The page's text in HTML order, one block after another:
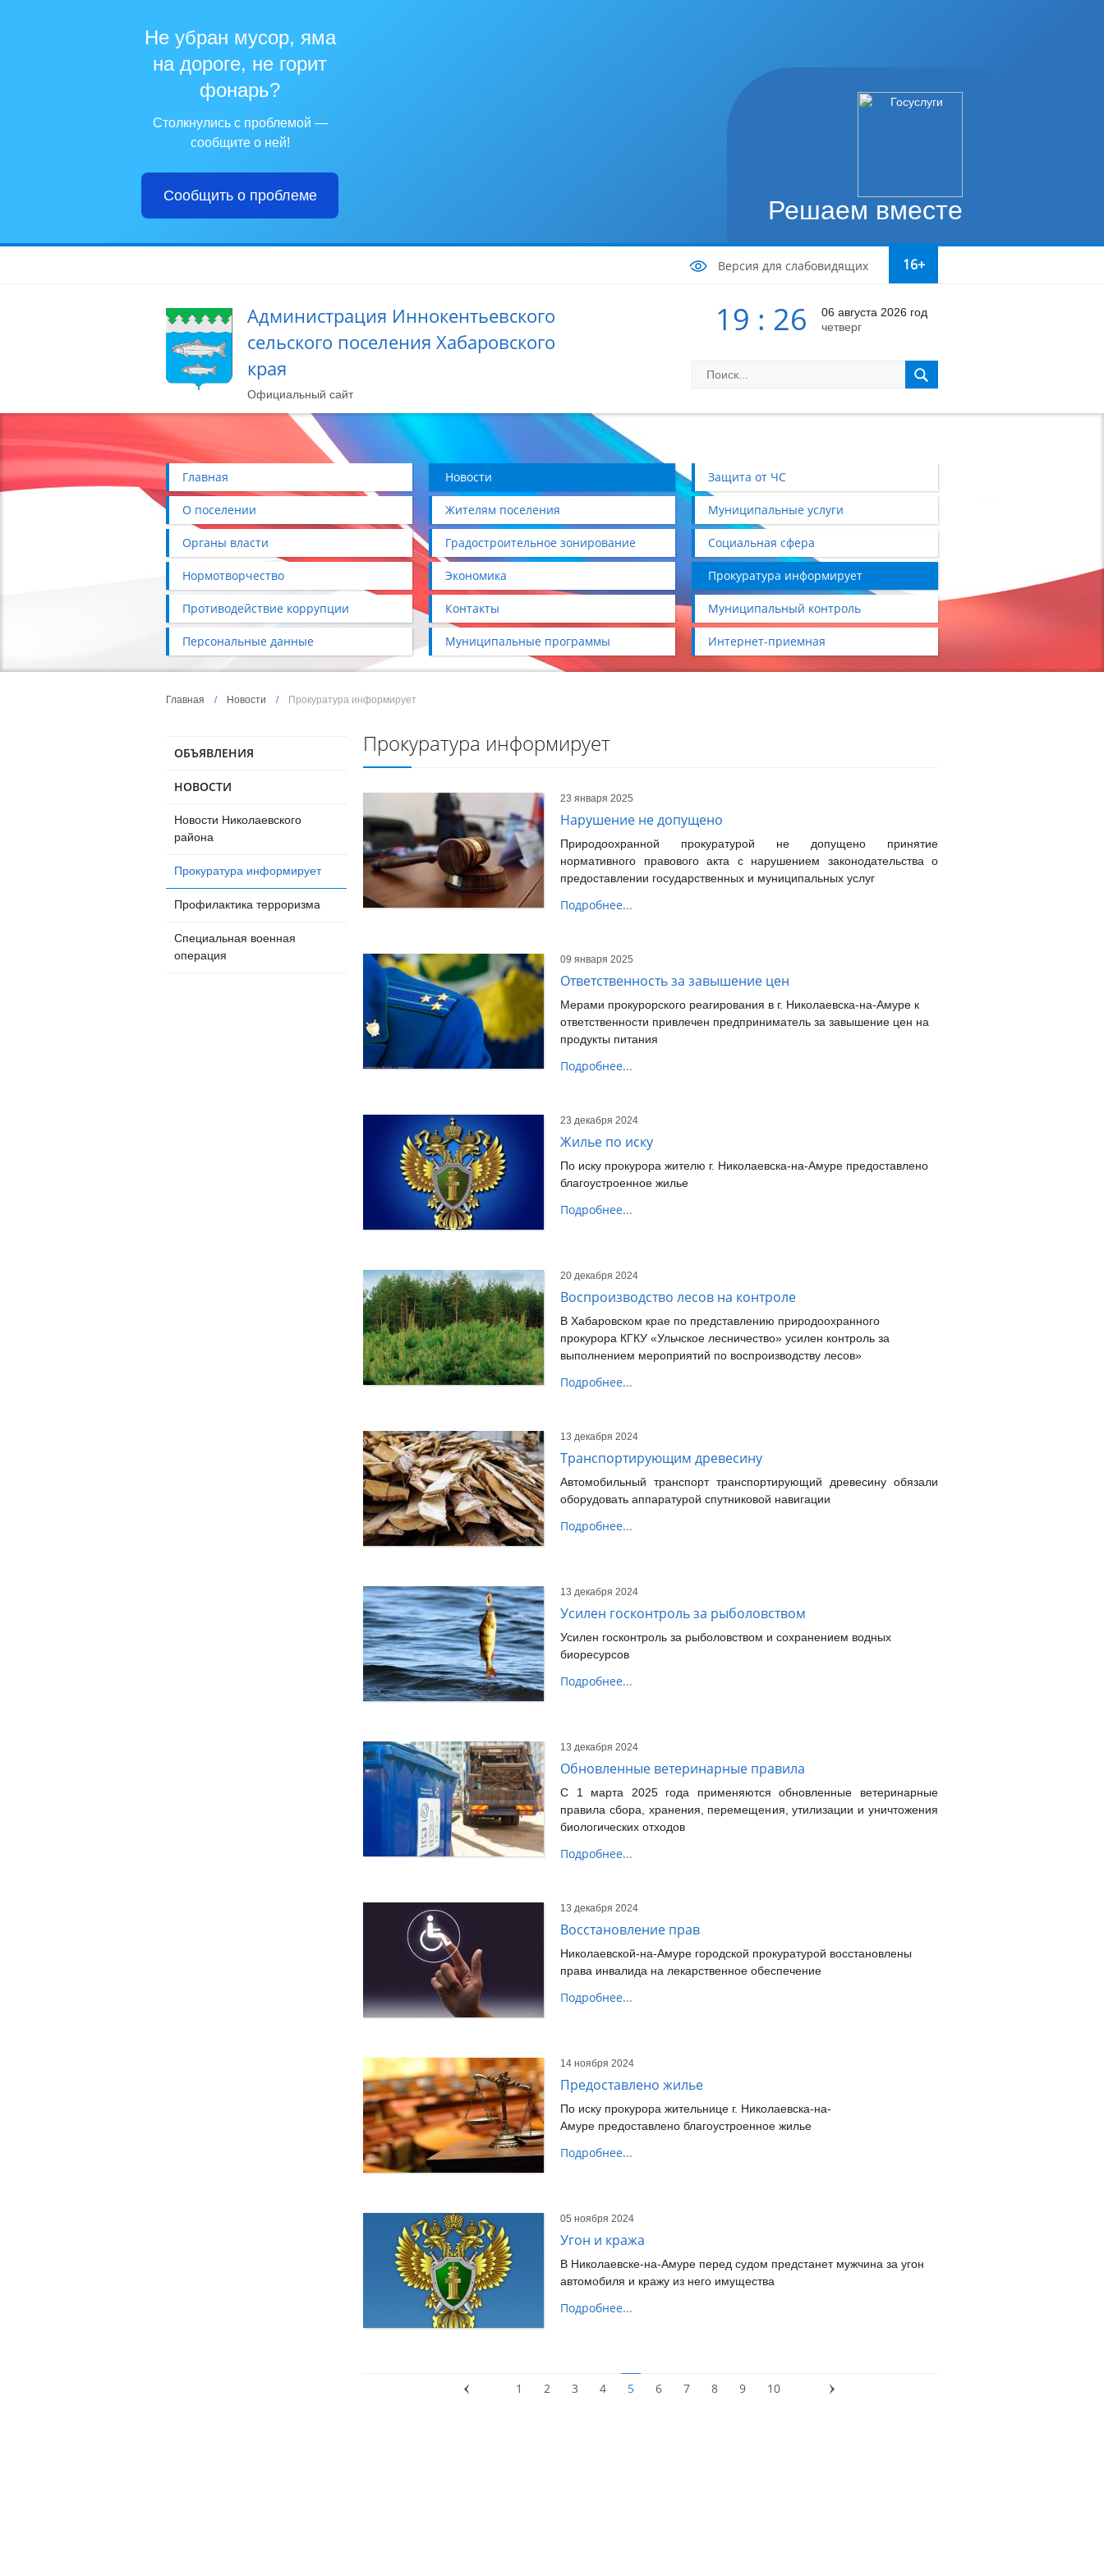
Решаем вместе
Не убран мусор, яма
на дороге, не горит
фонарь?
Столкнулись с проблемой —
сообщите о ней!
Сообщить о проблеме
Версия для слабовидящих 16+
Администрация Иннокентьевского
сельского поселения Хабаровского
края
Официальный сайт
19 : 26
06 августа 2026 год
четверг
Главная Новости Защита от ЧС
О поселении Жителям поселения Муниципальные услуги
Органы власти Градостроительное зонирование Социальная сфера
Нормотворчество Экономика Прокуратура информирует
Противодействие коррупции Контакты Муниципальный контроль
Персональные данные Муниципальные программы Интернет-приемная
Главная / Новости / Прокуратура информирует
ОБЪЯВЛЕНИЯ
НОВОСТИ
Новости Николаевского
района
Прокуратура информирует
Профилактика терроризма
Специальная военная
операция
Прокуратура информирует
23 января 2025
Нарушение не допущено
Природоохранной прокуратурой не допущено принятие
нормативного правового акта с нарушением законодательства о
предоставлении государственных и муниципальных услуг
Подробнее...
09 января 2025
Ответственность за завышение цен
Мерами прокурорского реагирования в г. Николаевска-на-Амуре к
ответственности привлечен предприниматель за завышение цен на
продукты питания
Подробнее...
23 декабря 2024
Жилье по иску
По иску прокурора жителю г. Николаевска-на-Амуре предоставлено
благоустроенное жилье
Подробнее...
20 декабря 2024
Воспроизводство лесов на контроле
В Хабаровском крае по представлению природоохранного
прокурора КГКУ «Ульчское лесничество» усилен контроль за
выполнением мероприятий по воспроизводству лесов»
Подробнее...
13 декабря 2024
Транспортирующим древесину
Автомобильный транспорт транспортирующий древесину обязали
оборудовать аппаратурой спутниковой навигации
Подробнее...
13 декабря 2024
Усилен госконтроль за рыболовством
Усилен госконтроль за рыболовством и сохранением водных
биоресурсов
Подробнее...
13 декабря 2024
Обновленные ветеринарные правила
С 1 марта 2025 года применяются обновленные ветеринарные
правила сбора, хранения, перемещения, утилизации и уничтожения
биологических отходов
Подробнее...
13 декабря 2024
Восстановление прав
Николаевской-на-Амуре городской прокуратурой восстановлены
права инвалида на лекарственное обеспечение
Подробнее...
14 ноября 2024
Предоставлено жилье
По иску прокурора жительнице г. Николаевска-на-
Амуре предоставлено благоустроенное жилье
Подробнее...
05 ноября 2024
Угон и кража
В Николаевске-на-Амуре перед судом предстанет мужчина за угон
автомобиля и кражу из него имущества
Подробнее...
1 2 3 4 5 6 7 8 9 10